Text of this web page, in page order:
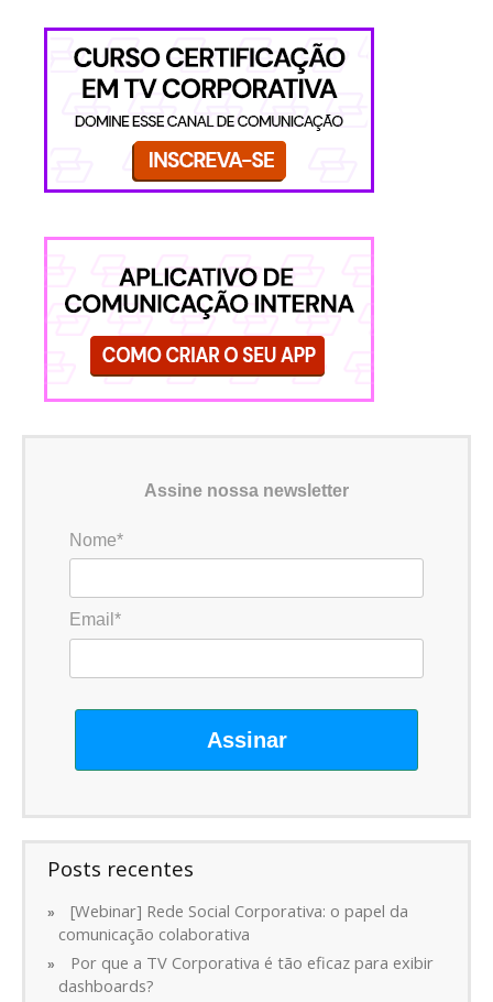
Assine nossa newsletter
Nome*
Email*
Assinar
Posts recentes
[Webinar] Rede Social Corporativa: o papel da
comunicação colaborativa
Por que a TV Corporativa é tão eficaz para exibir
dashboards?